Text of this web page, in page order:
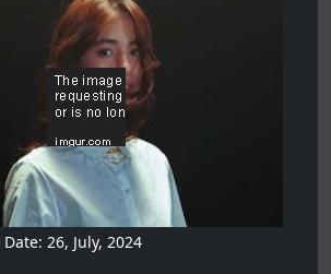
26, July, 2024